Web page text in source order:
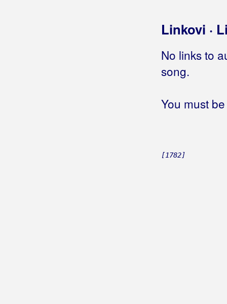
Linkovi ·
No links to
song.
You must
[1782]